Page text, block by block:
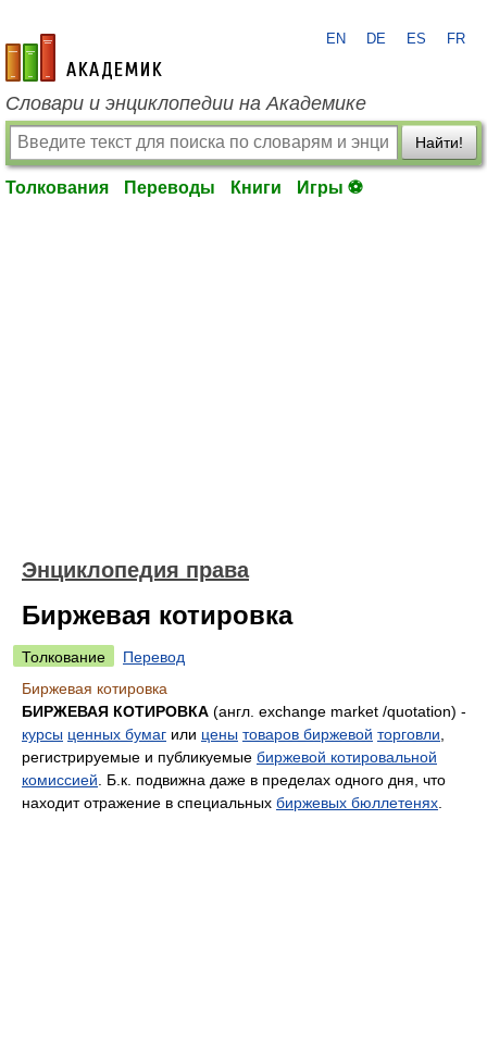
academic.ru
EN DE ES FR
Словари и энциклопедии на Академике
Найти!
Толкования Переводы Книги Игры ⚽
Энциклопедия права
Биржевая котировка
Толкование
Перевод
Биржевая котировка
БИРЖЕВАЯ КОТИРОВКА (англ. exchange market /quotation) -
курсы ценных бумаг или цены товаров биржевой торговли
регистрируемые и публикуемые биржевой котировальной
комиссией . Б.к. подвижна даже в пределах одного дня, что
находит отражение в специальных биржевых бюллетенях